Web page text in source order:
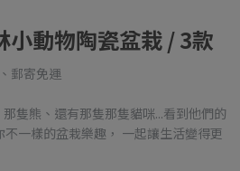
小動物陶瓷盆栽 / 3款
郵寄免運
隻熊、還有那隻那隻貓咪...看到他們的
一樣的盆栽樂趣， 一起讓生活變得更